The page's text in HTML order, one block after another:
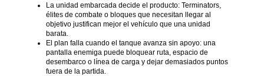
La unidad embarcada decide el producto: Terminators,
élites de combate o bloques que necesitan llegar al
objetivo justifican mejor el vehículo que una unidad
barata.
El plan falla cuando el tanque avanza sin apoyo: una
pantalla enemiga puede bloquear ruta, espacio de
desembarco o línea de carga y dejar demasiados puntos
fuera de la partida.